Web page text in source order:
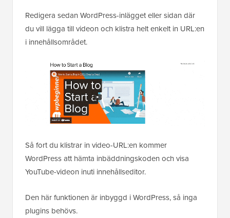
Redigera sedan WordPress-inlägget eller sidan där
du vill lägga till videon och klistra helt enkelt in URL:en
i innehållsområdet.
Så fort du klistrar in video-URL:en kommer
WordPress att hämta inbäddningskoden och visa
YouTube-videon inuti innehållseditor.
Den här funktionen är inbyggd i WordPress, så inga
plugins behövs.